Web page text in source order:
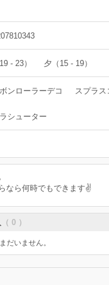
- 23） 夕（15 - 19）
ンローラーデコ スプラス
シューター
なら何時でもできます✌️
（ 0 ）
だいません。